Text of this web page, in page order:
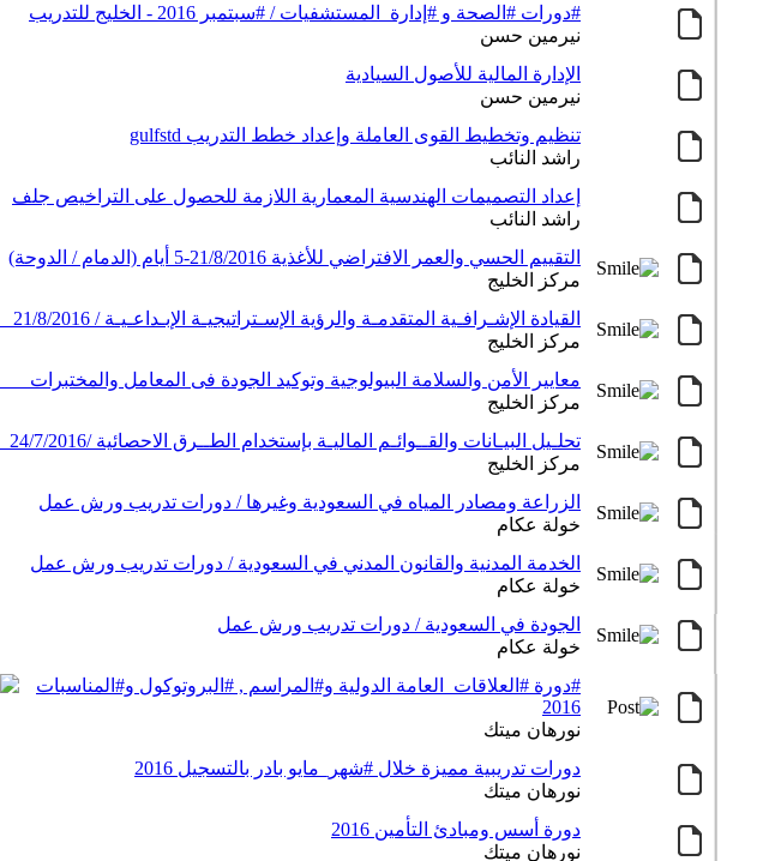
#دورات #الصحة و #إدارة_المستشفيات / #سبتمبر 2016 - الخليج للتدريب
نيرمين حسن
الإدارة المالية للأصول السيادية
نيرمين حسن
تنظيم وتخطيط القوى العاملة وإعداد خطط التدريب gulfstd
راشد النائب
إعداد التصميمات الهندسية المعمارية اللازمة للحصول على التراخيص جلف
راشد النائب
التقييم الحسي والعمر الافتراضي للأغذية 21/8/2016-5 أيام (الدمام / الدوحة)
مركز الخليج
القيادة الإشـرافـية المتقدمـة والرؤية الإسـتراتيجيـة الإبـداعـيـة / 21/8/2016__5 أيام
مركز الخليج
معايير الأمن والسلامة البيولوجية وتوكيد الجودة فى المعامل والمختبرات____24/7/2016 ___
مركز الخليج
تحلـيل البيـانات والقــوائـم الماليـة بإستخدام الطــرق الاحصائية /24/7/2016____5 أيام
مركز الخليج
الزراعة ومصادر المياه في السعودية وغيرها / دورات تدريب ورش عمل
خولة عكام
الخدمة المدنية والقانون المدني في السعودية / دورات تدريب ورش عمل
خولة عكام
الجودة في السعودية / دورات تدريب ورش عمل
خولة عكام
#دورة #العلاقات_العامة الدولية و#المراسم , #البروتوكول و#المناسبات
2016
نورهان ميتك
دورات تدريبية مميزة خلال #شهر_مايو بادر بالتسجيل 2016
نورهان ميتك
دورة أسس ومبادئ التأمين 2016
نورهان ميتك